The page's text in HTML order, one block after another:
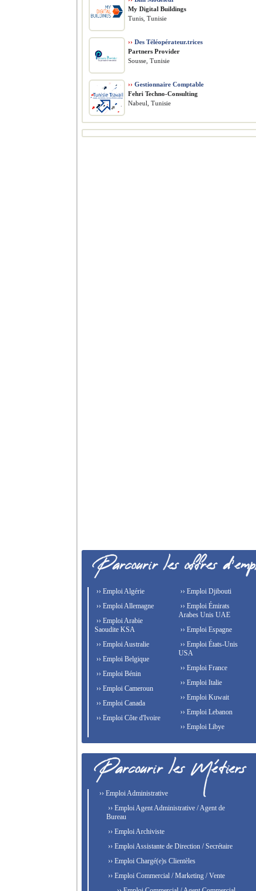
My Digital Buildings
Tunis, Tunisie
›› Des Téléopérateur.trices
Partners Provider
Sousse, Tunisie
›› Gestionnaire Comptable
Fehri Techno-Consulting
Nabeul, Tunisie
›› Emploi Algérie
›› Emploi Allemagne
›› Emploi Arabie
Saoudite KSA
›› Emploi Australie
›› Emploi Belgique
›› Emploi Bénin
›› Emploi Cameroun
›› Emploi Canada
›› Emploi Côte d'Ivoire
›› Emploi Djibouti
›› Emploi Émirats
Arabes Unis UAE
›› Emploi Espagne
›› Emploi États-Unis
USA
›› Emploi France
›› Emploi Italie
›› Emploi Kuwait
›› Emploi Lebanon
›› Emploi Libye
›› Emploi Administrative
›› Emploi Agent Administrative / Agent de
Bureau
›› Emploi Archiviste
›› Emploi Assistante de Direction / Secrétaire
›› Emploi Chargé(e)s Clientèles
›› Emploi Commercial / Marketing / Vente